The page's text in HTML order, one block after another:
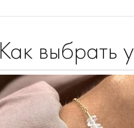
Как выбрать